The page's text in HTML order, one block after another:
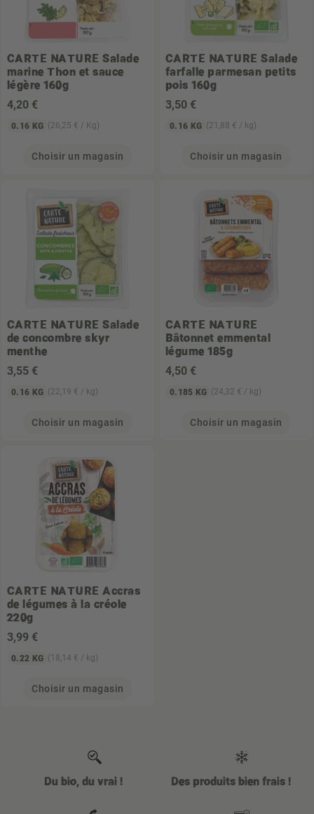
CARTE NATURE Salade
marine Thon et sauce
légère 160g
4,20 €
0.16 KG (26,25 € / Kg)
Choisir un magasin
CARTE NATURE Salade
farfalle parmesan petits
pois 160g
3,50 €
0.16 KG (21,88 € / kg)
Choisir un magasin
CARTE NATURE Salade
de concombre skyr
menthe
3,55 €
0.16 KG (22,19 € / kg)
Choisir un magasin
CARTE NATURE
Bâtonnet emmental
légume 185g
4,50 €
0.185 KG (24,32 € / kg)
Choisir un magasin
CARTE NATURE Accras
de légumes à la créole
220g
3,99 €
0.22 KG (18,14 € / kg)
Choisir un magasin
Du bio, du vrai ! Des produits bien frais !